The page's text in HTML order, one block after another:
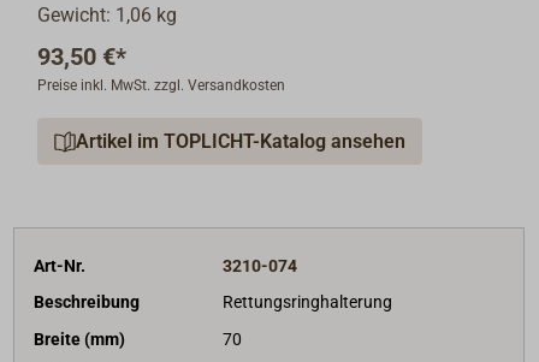
Gewicht: 1,06 kg
93,50 €*
Preise inkl. MwSt. zzgl. Versandkosten
Artikel im TOPLICHT-Katalog ansehen
Art-Nr.
3210-074
Beschreibung
Rettungsringhalterung
Breite (mm)
70